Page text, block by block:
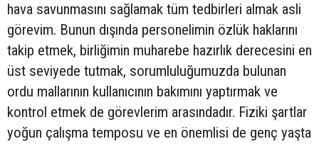
hava savunmasını sağlamak tüm tedbirleri almak asli
görevim. Bunun dışında personelimin özlük haklarını
takip etmek, birliğimin muharebe hazırlık derecesini en
üst seviyede tutmak, sorumluluğumuzda bulunan
ordu mallarının kullanıcının bakımını yaptırmak ve
kontrol etmek de görevlerim arasındadır. Fiziki şartlar
yoğun çalışma temposu ve en önemlisi de genç yaşta